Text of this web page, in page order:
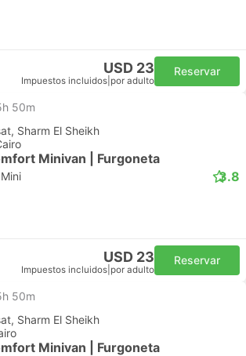
USD 23
Impuestos incluidos por adulto
Reservar
50m
Sharm El Sheikh
Minivan | Furgoneta
3.8
USD 23
Impuestos incluidos por adulto
Reservar
50m
Sharm El Sheikh
Minivan | Furgoneta